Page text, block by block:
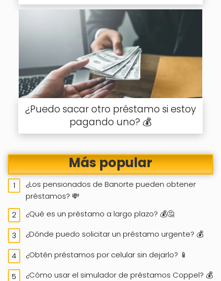
¿Puedo sacar otro préstamo si estoy
pagando uno? 💰
Más popular
¿Los pensionados de Banorte pueden obtener
préstamos? 💸
¿Qué es un préstamo a largo plazo? 💰🤔
¿Dónde puedo solicitar un préstamo urgente? 💰
¿Obtén préstamos por celular sin dejarlo? 📱
¿Cómo usar el simulador de préstamos Coppel? 💰